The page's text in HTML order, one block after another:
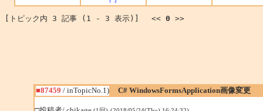
[トピック内 3 記事 (1 - 3 表示)] << 0 >>
■87459 / inTopicNo.1) C# WindowsFormsApplication画像変更